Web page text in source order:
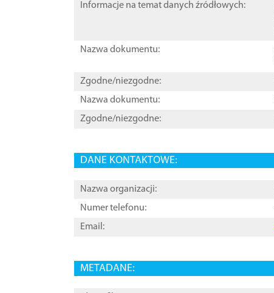
Informacje na temat danych źródłowych:
Nazwa dokumentu:
Zgodne/niezgodne:
Nazwa dokumentu:
Zgodne/niezgodne:
DANE KONTAKTOWE:
Nazwa organizacji:
Numer telefonu:
Email:
METADANE: